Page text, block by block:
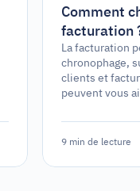
Comment
facturation
La facturation
chronophage,
clients et
peuvent vous
concentrer sur
Cependant,
9 min de lecture